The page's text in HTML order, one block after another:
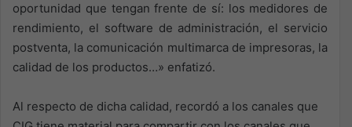
oportunidad que tengan frente de sí: los medidores de
rendimiento, el software de administración, el servicio
postventa, la comunicación multimarca de impresoras, la
calidad de los productos…» enfatizó.
Al respecto de dicha calidad, recordó a los canales que